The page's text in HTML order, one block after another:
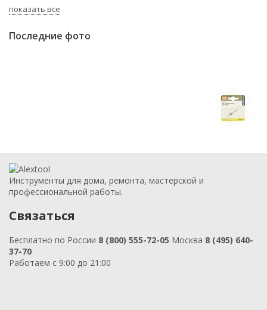
показать все
Последние фото
Инструменты для дома, ремонта, мастерской и
профессиональной работы.
Связаться
Бесплатно по России 8 (800) 555-72-05 Москва 8 (495) 640-
37-70
Работаем с 9:00 до 21:00